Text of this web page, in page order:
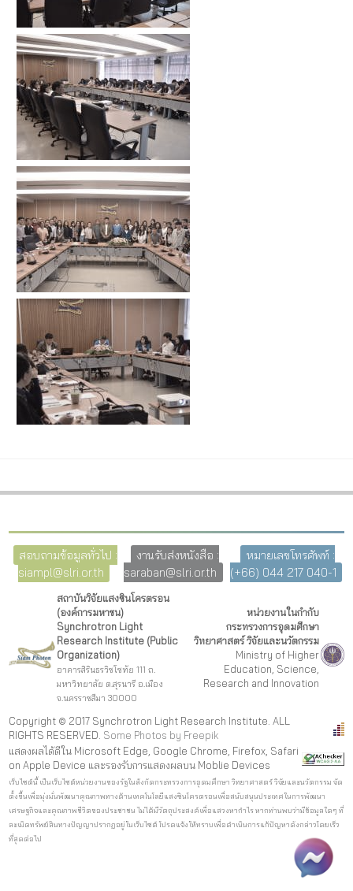
สอบถามข้อมูลทั่วไป :
siampl@slri.or.th
งานรับส่งหนังสือ :
saraban@slri.or.th
หมายเลขโทรศัพท์ :
(+66) 044 217 040-1
สถาบันวิจัยแสงซินโครตรอน
(องค์การมหาชน)
Synchrotron Light
Research Institute (Public
Organization)
อาคารสิรินธรวิชโชทัย 111 ถ.
มหาวิทยาลัย ต.สุรนารี อ.เมือง
จ.นครราชสีมา 30000
หน่วยงานในกำกับ
กระทรวงการอุดมศึกษา
วิทยาศาสตร์ วิจัยและนวัตกรรม
Ministry of Higher
Education, Science,
Research and Innovation
Copyright © 2017 Synchrotron Light Research Institute. ALL
RIGHTS RESERVED. Some Photos by Freepik
แสดงผลได้ดีใน Microsoft Edge, Google Chrome, Firefox, Safari
on Apple Device และรองรับการแสดงผลบน Moblie Devices
เว็บไซต์นี้ เป็นเว็บไซต์หน่วยงานของรัฐในสังกัดกระทรวงการอุดมศึกษา วิทยาศาสตร์ วิจัยและนวัตกรรม จัด
ตั้งขึ้นเพื่อมุ่งมั่นพัฒนาคุณภาพทางด้านเทคโนโลยีแสงซินโครตรอนเพื่อสนับสนุนประเทศในการพัฒนา
เศรษฐกิจและคุณภาพชีวิตของประชาชน ไม่ได้มีวัตถุประสงค์เพื่อแสวงหากำไร หากท่านพบว่ามีข้อมูลใดๆ ที่
ละเมิดทรัพย์สินทางปัญญาปรากฏอยู่ในเว็บไซต์ โปรดแจ้งให้ทราบเพื่อดำเนินการแก้ปัญหาดังกล่าวโดยเร็ว
ที่สุดต่อไป